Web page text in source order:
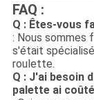
FAQ :
Q : Êtes-vous
: Nous sommes
s'était
roulette.
Q : J'ai besoin
palette ai